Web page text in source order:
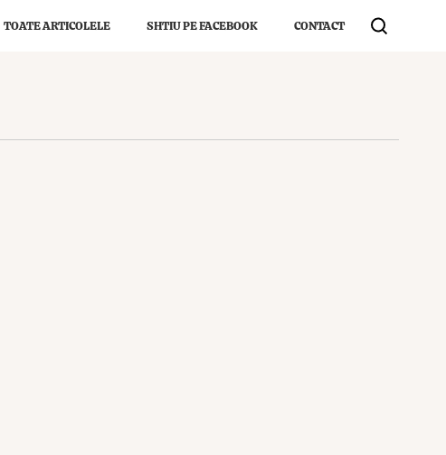
TOATE ARTICOLELE SHTIU PE FACEBOOK CONTACT